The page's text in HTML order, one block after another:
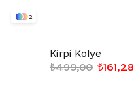
2
Kirpi Kolye
₺161,28
₺499,00